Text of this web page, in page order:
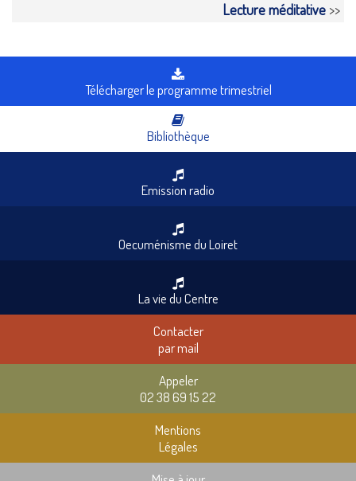
Lecture méditative >>
Télécharger le programme trimestriel
Bibliothèque
Emission radio
Oecuménisme du Loiret
La vie du Centre
Contacter
par mail
Appeler
02 38 69 15 22
Mentions
Légales